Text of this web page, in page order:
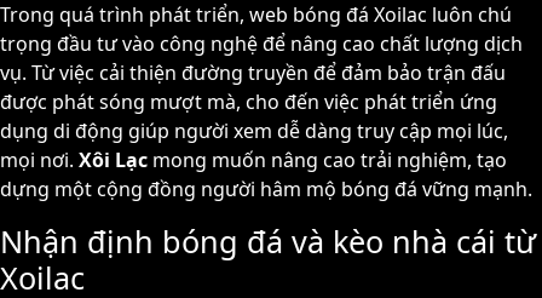
Trong quá trình phát triển, web bóng đá Xoilac luôn chú
trọng đầu tư vào công nghệ để nâng cao chất lượng dịch
vụ. Từ việc cải thiện đường truyền để đảm bảo trận đấu
được phát sóng mượt mà, cho đến việc phát triển ứng
dụng di động giúp người xem dễ dàng truy cập mọi lúc,
mọi nơi. Xôi Lạc mong muốn nâng cao trải nghiệm, tạo
dựng một cộng đồng người hâm mộ bóng đá vững mạnh.
Nhận định bóng đá và kèo nhà cái từ
Xoilac